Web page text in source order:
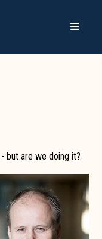
but are we doing it?